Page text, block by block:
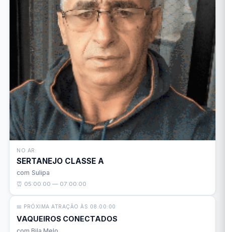
NO AR:
SERTANEJO CLASSE A
com Sulipa
⏰ 05:00:00 — 07:00:00
📅 PRÓXIMA ATRAÇÃO ÀS 08:00:00
VAQUEIROS CONECTADOS